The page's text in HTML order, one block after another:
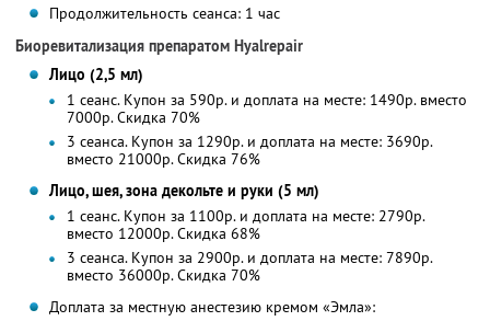
Продолжительность сеанса: 1 час
Биоревитализация препаратом Hyalrepair
Лицо (2,5 мл)
1 сеанс. Купон за 590р. и доплата на месте: 1490р. вместо
7000р. Скидка 70%
3 сеанса. Купон за 1290р. и доплата на месте: 3690р.
вместо 21000р.Скидка 76%
Лицо, шея, зона декольте и руки (5 мл)
1 сеанс. Купон за 1100р. и доплата на месте: 2790р.
вместо 12000р. Скидка 68%
3 сеанса. Купон за 2900р. и доплата на месте: 7890р.
вместо 36000р.Скидка 70%
Доплата за местную анестезию кремом «Эмла»: